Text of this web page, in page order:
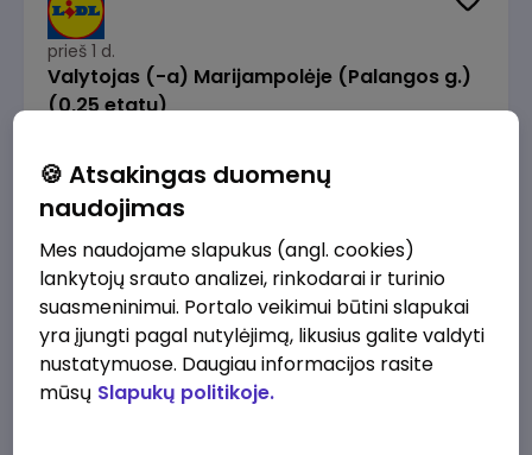
prieš 1 d.
Valytojas (-a) Marijampolėje (Palangos g.)
(0,25 etatu)
289 - 337 €/mėn. Prieš mokesčius
prieš 1 d.
Talent Development Project Manager (fixed
term - 1.5 years)
🍪 Atsakingas duomenų
naudojimas
Mes naudojame slapukus (angl. cookies)
lankytojų srauto analizei, rinkodarai ir turinio
suasmeninimui. Portalo veikimui būtini slapukai
yra įjungti pagal nutylėjimą, likusius galite valdyti
nustatymuose. Daugiau informacijos rasite
mūsų Slapukų politikoje.